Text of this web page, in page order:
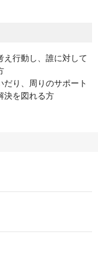
え行動し、誰に対して
り、周りのサポート
決を図れる方